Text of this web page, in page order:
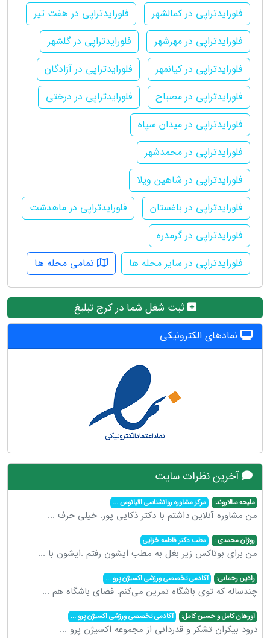
فلورایدتراپی در کمالشهر
فلورایدتراپی در هفت تیر
فلورایدتراپی در مهرشهر
فلورایدتراپی در گلشهر
فلورایدتراپی در کیانمهر
فلورایدتراپی در آزادگان
فلورایدتراپی در مصباح
فلورایدتراپی در درختی
فلورایدتراپی در میدان سپاه
فلورایدتراپی در محمدشهر
فلورایدتراپی در شاهین ویلا
فلورایدتراپی در باغستان
فلورایدتراپی در ماهدشت
فلورایدتراپی در گرمدره
فلورایدتراپی در سایر محله ها
تمامی محله ها
ثبت شغل شما در کرج تبلیغ
نمادهای الکترونیکی
آخرین نظرات سایت
ملیحه سالاروند: مرکز مشاوره روانشناسی اقیانوس...
من مشاوره آنلاین داشتم با دکتر ذکایی پور. خیلی حرف ...
روژان محمدی : مطب دکتر فاطمه خزایی
من برای بوتاکس زیر بغل به مطب ایشون رفتم .ایشون با ...
رادین رحمانی: آکادمی تخصصی ورزشی اکسیژن پرو...
چندساله که توی باشگاه تمرین می‌کنم. فضای باشگاه هم ...
اورهان کامل و حسین کامل: آکادمی تخصصی ورزشی اکسیژن پرو...
درود بیکران تشکر و قدردانی از مجموعه اکسیژن پرو ...